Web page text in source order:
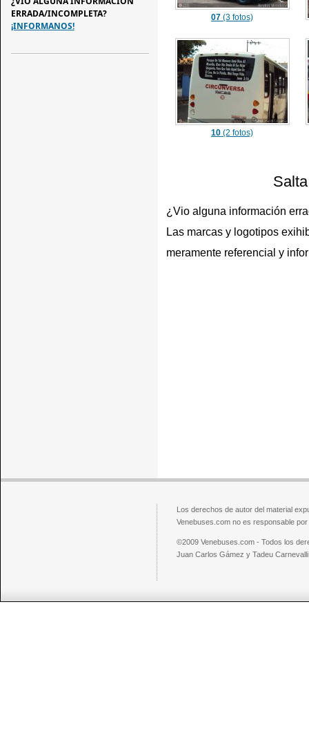
07 (3 fotos)
10 (2 fotos)
¿Vio alguna información
Las marcas y logotipos
meramente referencial y
ERRADA/INCOMPLETA?
¡INFORMANOS!
Los derechos de autor del material
Venebuses.com no es responsable
©2009 Venebuses.com - Todos los
Juan Carlos Gámez y Tadeu Carnevalli